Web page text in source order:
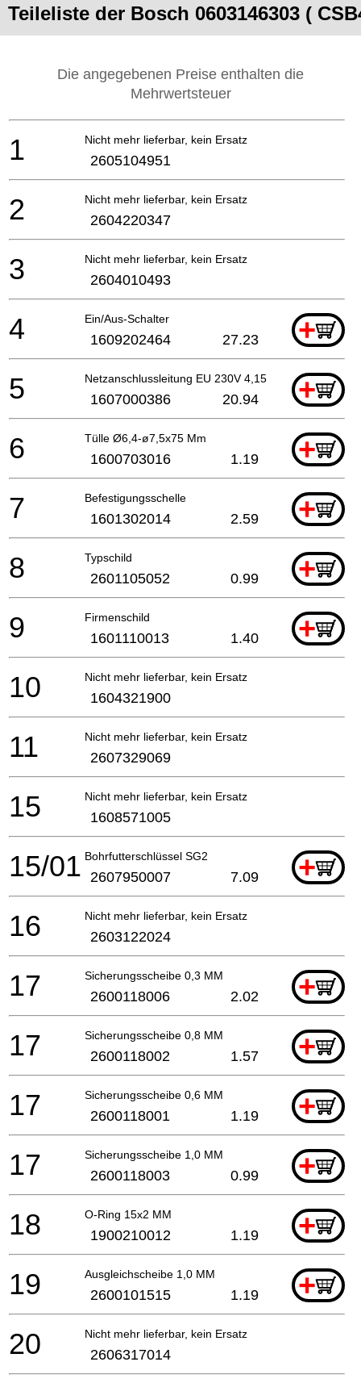
Teileliste der Bosch 0603146303 (
Die angegebenen Preise enthalten die
Mehrwertsteuer
Nicht mehr lieferbar, kein Ersatz
1 2605104951
Nicht mehr lieferbar, kein Ersatz
2 2604220347
Nicht mehr lieferbar, kein Ersatz
3 2604010493
Ein/Aus-Schalter +
4 1609202464 27.23
Netzanschlussleitung EU 230V 4,15m 2 x 1,0mm H05
+
5 1607000386 20.94
Tülle Ø6,4-ø7,5x75 Mm +
6 1600703016 1.19
Befestigungsschelle +
7 1601302014 2.59
Typschild +
8 2601105052 0.99
Firmenschild +
9 1601110013 1.40
Nicht mehr lieferbar, kein Ersatz
10 1604321900
Nicht mehr lieferbar, kein Ersatz
11 2607329069
Nicht mehr lieferbar, kein Ersatz
15 1608571005
Bohrfutterschlüssel SG2 +
15/01 2607950007 7.09
Nicht mehr lieferbar, kein Ersatz
16 2603122024
Sicherungsscheibe 0,3 MM +
17 2600118006 2.02
Sicherungsscheibe 0,8 MM +
17 2600118002 1.57
Sicherungsscheibe 0,6 MM +
17 2600118001 1.19
Sicherungsscheibe 1,0 MM +
17 2600118003 0.99
O-Ring 15x2 MM +
18 1900210012 1.19
Ausgleichscheibe 1,0 MM +
19 2600101515 1.19
Nicht mehr lieferbar, kein Ersatz
20 2606317014